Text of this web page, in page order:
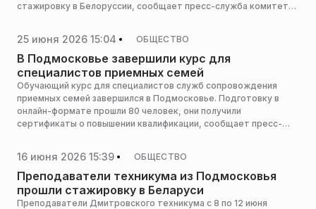
стажировку в Белоруссии, сообщает пресс-служба комитета
25 июня 2026 15:04 ОБЩЕСТВО
В Подмосковье завершили курс для
специалистов приемных семей
Обучающий курс для специалистов служб сопровождения
приемных семей завершился в Подмосковье. Подготовку в
онлайн-формате прошли 80 человек, они получили
сертификаты о повышении квалификации, сообщает пресс-
16 июня 2026 15:39 ОБЩЕСТВО
Преподаватели техникума из Подмосковья
прошли стажировку в Беларуси
Преподаватели Дмитровского техникума с 8 по 12 июня